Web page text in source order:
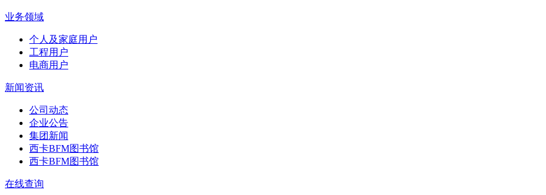
业务领域
个人及家庭用户
工程用户
电商用户
新闻资讯
公司动态
企业公告
集团新闻
西卡BFM图书馆
西卡BFM图书馆
在线查询